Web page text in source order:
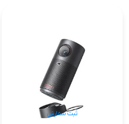
ثبت سفارش